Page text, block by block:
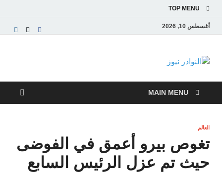
TOP MENU
أغسطس 10, 2026
النوادر نيوز
من العالم العربي والعالمي
MAIN MENU
العالم
تغوص بيرو أعمق في الفوضى
حيث تم عزل الرئيس السابع